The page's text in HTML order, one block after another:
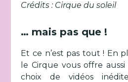
Crédits : Cirque du soleil
… mais pas que !
Et ce n’est pas tout ! En
le Cirque vous offre aussi
choix de vidéos